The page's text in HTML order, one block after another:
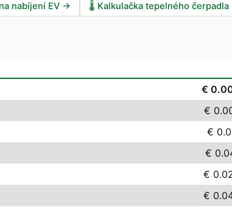
nabíjení EV → 🌡️ Kalkulačka tepelného čerpadla
€
€
€
€
€
€